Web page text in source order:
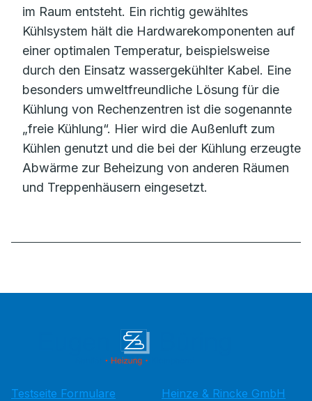
im Raum entsteht. Ein richtig gewähltes
Kühlsystem hält die Hardwarekomponenten auf
einer optimalen Temperatur, beispielsweise
durch den Einsatz wassergekühlter Kabel. Eine
besonders umweltfreundliche Lösung für die
Kühlung von Rechenzentren ist die sogenannte
„freie Kühlung“. Hier wird die Außenluft zum
Kühlen genutzt und die bei der Kühlung erzeugte
Abwärme zur Beheizung von anderen Räumen
und Treppenhäusern eingesetzt.
Testseite Formulare
Heinze & Rincke GmbH